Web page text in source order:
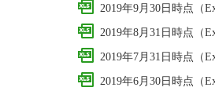
2019年9月30日時点（
2019年8月31日時点（
2019年7月31日時点（
2019年6月30日時点（